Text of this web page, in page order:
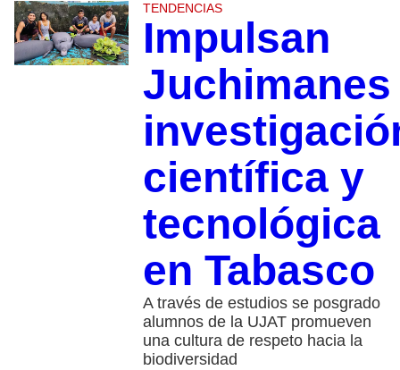
TENDENCIAS
Impulsan
Juchimanes
científica y
tecnológica
en Tabasco
A través de estudios se posgrado
alumnos de la UJAT promueven
una cultura de respeto hacia la
biodiversidad